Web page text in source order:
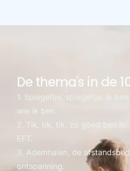
De thema's in de
1. Spiegeltje, spiegeltje, ik
wie ik ben.
2. Tik, tik, tik, zo goed ben ik!
EFT.
3. Ademhalen, de
ontspanning.